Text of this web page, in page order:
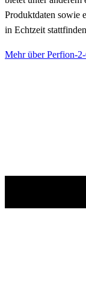
Produktdaten sowie
in Echtzeit
Mehr über Perfion-